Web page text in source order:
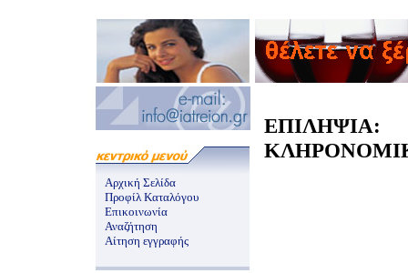
Αρχική Σελίδα
Προφίλ Καταλόγου
Επικοινωνία
Αναζήτηση
Αίτηση εγγραφής